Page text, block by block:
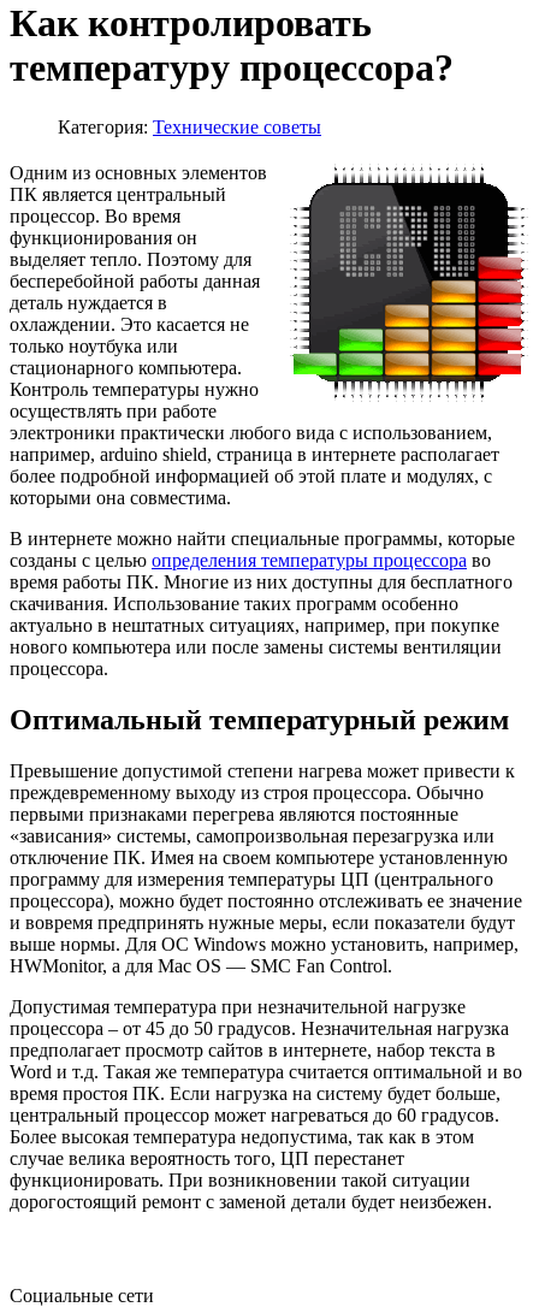
Как контролировать
температуру процессора?
Категория: Технические советы
Одним из основных элементов
ПК является центральный
процессор. Во время
функционирования он
выделяет тепло. Поэтому для
бесперебойной работы данная
деталь нуждается в
охлаждении. Это касается не
только ноутбука или
стационарного компьютера.
Контроль температуры нужно
осуществлять при работе
электроники практически любого вида с использованием,
например, arduino shield, страница в интернете располагает
более подробной информацией об этой плате и модулях, с
которыми она совместима.
В интернете можно найти специальные программы, которые
созданы с целью определения температуры процессора во
время работы ПК. Многие из них доступны для бесплатного
скачивания. Использование таких программ особенно
актуально в нештатных ситуациях, например, при покупке
нового компьютера или после замены системы вентиляции
процессора.
Оптимальный температурный режим
Превышение допустимой степени нагрева может привести к
преждевременному выходу из строя процессора. Обычно
первыми признаками перегрева являются постоянные
«зависания» системы, самопроизвольная перезагрузка или
отключение ПК. Имея на своем компьютере установленную
программу для измерения температуры ЦП (центрального
процессора), можно будет постоянно отслеживать ее значение
и вовремя предпринять нужные меры, если показатели будут
выше нормы. Для ОС Windows можно установить, например,
HWMonitor, а для Mac OS — SMC Fan Control.
Допустимая температура при незначительной нагрузке
процессора – от 45 до 50 градусов. Незначительная нагрузка
предполагает просмотр сайтов в интернете, набор текста в
Word и т.д. Такая же температура считается оптимальной и во
время простоя ПК. Если нагрузка на систему будет больше,
центральный процессор может нагреваться до 60 градусов.
Более высокая температура недопустима, так как в этом
случае велика вероятность того, ЦП перестанет
функционировать. При возникновении такой ситуации
дорогостоящий ремонт с заменой детали будет неизбежен.
Социальные сети